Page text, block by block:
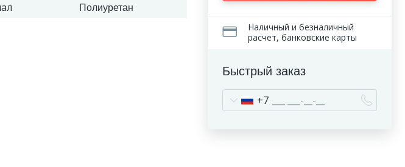
Полиуретан
Наличный и безналичный
расчет, банковские карты
Быстрый заказ
+7